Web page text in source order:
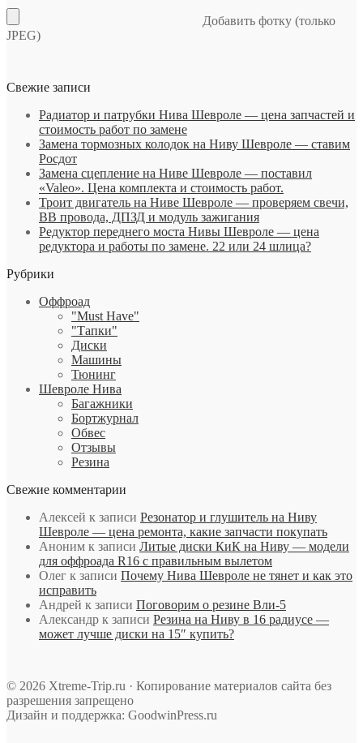
Добавить фотку (только
JPEG)
Свежие записи
Радиатор и патрубки Нива Шевроле — цена запчастей и
стоимость работ по замене
Замена тормозных колодок на Ниву Шевроле — ставим
Росдот
Замена сцепление на Ниве Шевроле — поставил
«Valeo». Цена комплекта и стоимость работ.
Троит двигатель на Ниве Шевроле — проверяем свечи,
ВВ провода, ДПЗД и модуль зажигания
Редуктор переднего моста Нивы Шевроле — цена
редуктора и работы по замене. 22 или 24 шлица?
Рубрики
Оффроад
"Must Have"
"Тапки"
Диски
Машины
Тюнинг
Шевроле Нива
Багажники
Бортжурнал
Обвес
Отзывы
Резина
Свежие комментарии
Алексей к записи Резонатор и глушитель на Ниву
Шевроле — цена ремонта, какие запчасти покупать
Аноним к записи Литые диски КиК на Ниву — модели
для оффроада R16 с правильным вылетом
Олег к записи Почему Нива Шевроле не тянет и как это
исправить
Андрей к записи Поговорим о резине Вли-5
Александр к записи Резина на Ниву в 16 радиусе —
может лучше диски на 15″ купить?
© 2026 Xtreme-Trip.ru · Копирование материалов сайта без
разрешения запрещено
Дизайн и поддержка: GoodwinPress.ru